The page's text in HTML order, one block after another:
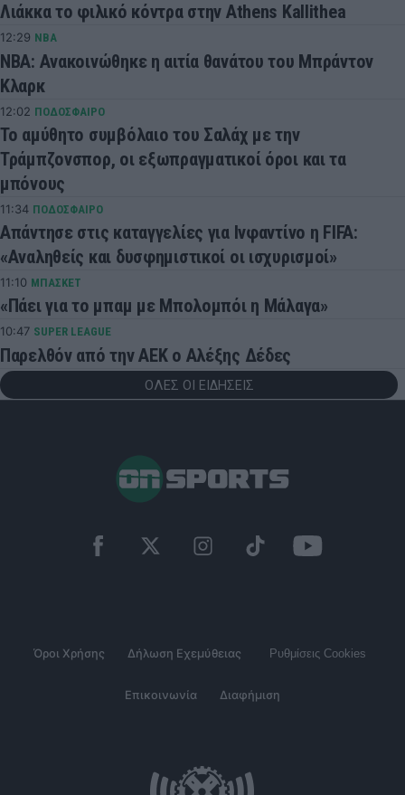
Λιάκκα το φιλικό κόντρα στην Athens Kallithea
12:29 NBA
ΝΒΑ: Ανακοινώθηκε η αιτία θανάτου του Μπράντον
Κλαρκ
12:02 ΠΟΔΟΣΦΑΙΡΟ
Το αμύθητο συμβόλαιο του Σαλάχ με την
Τράμπζονσπορ, οι εξωπραγματικοί όροι και τα
μπόνους
11:34 ΠΟΔΟΣΦΑΙΡΟ
Απάντησε στις καταγγελίες για Ινφαντίνο η FIFA:
«Αναληθείς και δυσφημιστικοί οι ισχυρισμοί»
11:10 ΜΠΑΣΚΕΤ
«Πάει για το μπαμ με Μπολομπόι η Μάλαγα»
10:47 SUPER LEAGUE
Παρελθόν από την ΑΕΚ ο Αλέξης Δέδες
ΟΛΕΣ ΟΙ ΕΙΔΗΣΕΙΣ
Όροι Χρήσης Δήλωση Εχεμύθειας Ρυθμίσεις Cookies
Επικοινωνία Διαφήμιση